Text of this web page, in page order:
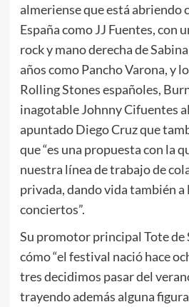
almeriense que está abriendo
España como JJ Fuentes, con
rock y mano derecha de
años como Pancho Varona, y
Rolling Stones españoles,
inagotable Johnny Cifuentes
apuntado Diego Cruz que
que “es una propuesta con la
nuestra línea de trabajo de
privada, dando vida también a
conciertos”.
Su promotor principal Tote de
cómo “el festival nació hace
tres decidimos pasar del
trayendo además alguna